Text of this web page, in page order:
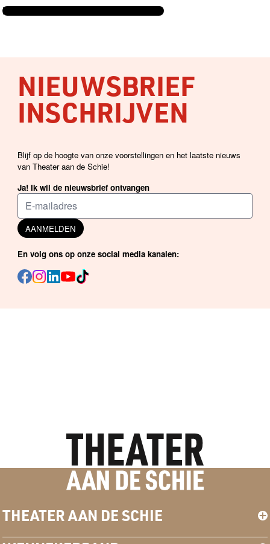
BEKIJK DE VOLLEDIGE AGENDA →
NIEUWSBRIEF
INSCHRIJVEN
Blijf op de hoogte van onze voorstellingen en het laatste nieuws
van Theater aan de Schie!
Ja! Ik wil de nieuwsbrief ontvangen
AANMELDEN
En volg ons op onze social media kanalen:
THEATER AAN DE SCHIE